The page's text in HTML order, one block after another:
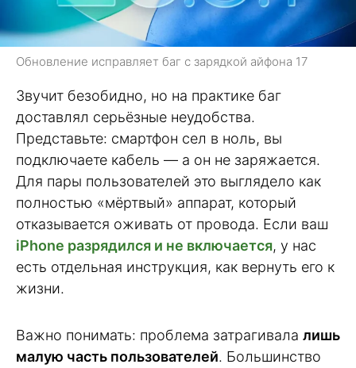
Обновление исправляет баг с зарядкой айфона 17
Звучит безобидно, но на практике баг
доставлял серьёзные неудобства.
Представьте: смартфон сел в ноль, вы
подключаете кабель — а он не заряжается.
Для пары пользователей это выглядело как
полностью «мёртвый» аппарат, который
отказывается оживать от провода. Если ваш
iPhone разрядился и не включается, у нас
есть отдельная инструкция, как вернуть его к
жизни.
Важно понимать: проблема затрагивала лишь
малую часть пользователей. Большинство